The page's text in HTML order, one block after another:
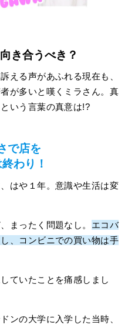
き合うべき？
える声があふれる現在も、
が多いと嘆くミラさん。真
いう言葉の真意は!?
で店を
わり！
はや１年。意識や生活は変
まったく問題なし。 エコバ
、コンビニでの買い物は手
ていたことを痛感しまし
の大学に入学した当時、